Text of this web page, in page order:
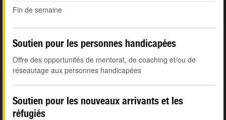
Fin de semaine
Soutien pour les personnes handicapées
Offre des opportunités de mentorat, de coaching et/ou de
réseautage aux personnes handicapées
Soutien pour les nouveaux arrivants et les
réfugiés